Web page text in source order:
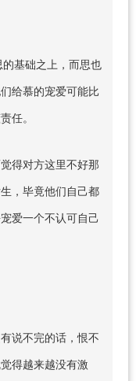
基础之上，而思也
给慕的宠爱可能比
任。
得对方这里不好那
，毕竟他们自己都
爱一个不认可自己
说不完的话，恨不
得越来越没有激